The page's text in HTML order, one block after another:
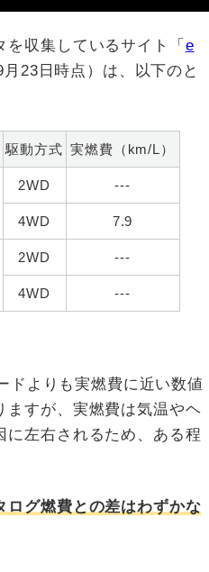
収集しているサイト「 e
23日時点）は、以下のと
駆動方式 実燃費（km/L）
2WD ---
4WD 7.9
2WD ---
4WD ---
ドよりも実燃費に近い数値
ますが、実燃費は気温やヘ
に左右されるため、ある程
ログ燃費との差はわずかな